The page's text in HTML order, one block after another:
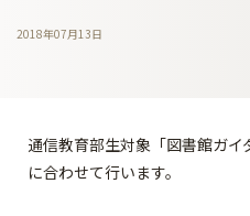
2018年07月13日
通信教育部生対象「図書館ガ
に合わせて行います。